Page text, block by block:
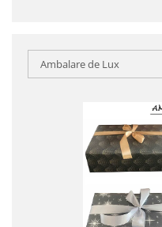
Ambalare de Lux